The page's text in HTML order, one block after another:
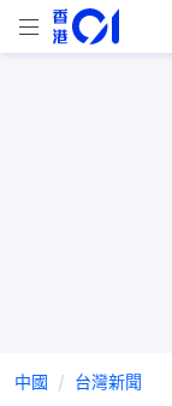
中國 台灣新聞